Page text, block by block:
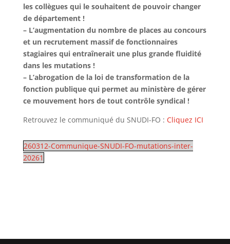
les collègues qui le souhaitent de pouvoir changer
de département !
– L’augmentation du nombre de places au concours
et un recrutement massif de fonctionnaires
stagiaires qui entraînerait une plus grande fluidité
dans les mutations !
– L’abrogation de la loi de transformation de la
fonction publique qui permet au ministère de gérer
ce mouvement hors de tout contrôle syndical !
Retrouvez le communiqué du SNUDI-FO : Cliquez ICI
260312-Communique-SNUDI-FO-mutations-inter-
20261